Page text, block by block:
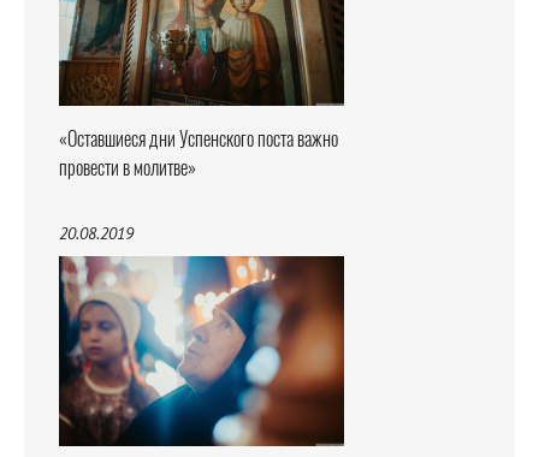
«Оставшиеся дни Успенского поста важно
провести в молитве»
20.08.2019